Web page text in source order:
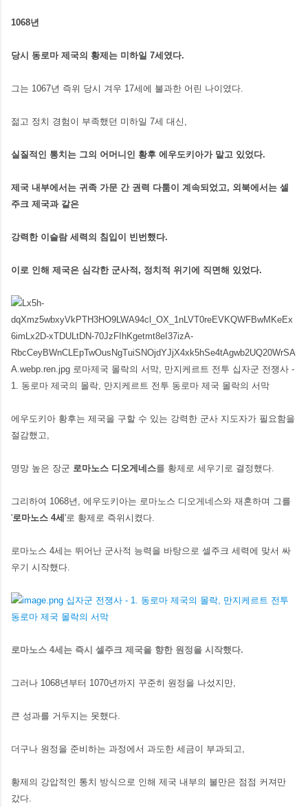
1068년
당시 동로마 제국의 황제는 미하일 7세였다.
그는 1067년 즉위 당시 겨우 17세에 불과한 어린 나이였다.
젊고 정치 경험이 부족했던 미하일 7세 대신,
실질적인 통치는 그의 어머니인 황후 에우도키아가 맡고 있었다.
제국 내부에서는 귀족 가문 간 권력 다툼이 계속되었고, 외북에서는 셀
주크 제국과 같은
강력한 이슬람 세력의 침입이 빈번했다.
이로 인해 제국은 심각한 군사적, 정치적 위기에 직면해 있었다.
에우도키아 황후는 제국을 구할 수 있는 강력한 군사 지도자가 필요함을
절감했고,
명망 높은 장군 로마노스 디오게네스를 황제로 세우기로 결정했다.
그리하여 1068년, 에우도키아는 로마노스 디오게네스와 재혼하며 그를
'로마노스 4세'로 황제로 즉위시켰다.
로마노스 4세는 뛰어난 군사적 능력을 바탕으로 셀주크 세력에 맞서 싸
우기 시작했다.
로마노스 4세는 즉시 셀주크 제국을 향한 원정을 시작했다.
그러나 1068년부터 1070년까지 꾸준히 원정을 나섰지만,
큰 성과를 거두지는 못했다.
더구나 원정을 준비하는 과정에서 과도한 세금이 부과되고,
황제의 강압적인 통치 방식으로 인해 제국 내부의 불만은 점점 커져만
갔다.